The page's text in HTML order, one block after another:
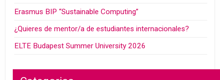
Erasmus BIP “Sustainable Computing”
¿Quieres de mentor/a de estudiantes internacionales?
ELTE Budapest Summer University 2026